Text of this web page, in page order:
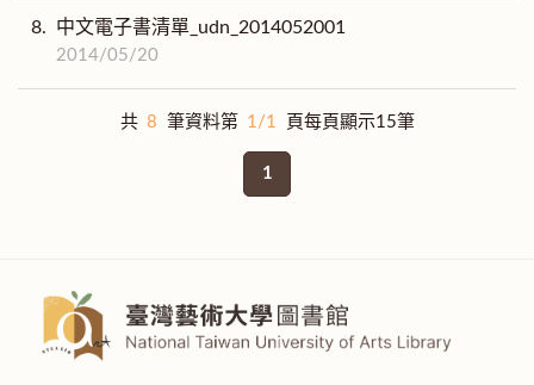
8. 中文電子書清單_udn_2014052001
2014/05/20
共 8 筆資料第 1/1 頁每頁顯示15筆
1